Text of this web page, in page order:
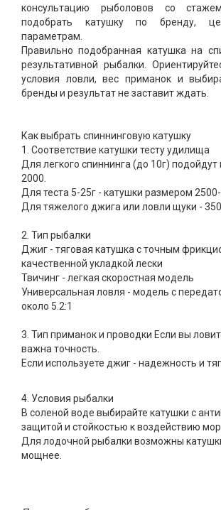
консультацию рыболовов со
подобрать катушку по бренду,
параметрам.
Правильно подобранная катушка на
результативной рыбалки.
условия ловли, вес приманок и
бренды и результат не заставит ждать.
Как выбрать спиннинговую катушку
1. Соответствие катушки тесту удилища
Для легкого спиннинга (до 10г)
2000.
Для теста 5-25г - катушки размером 2500-
Для тяжелого джига или ловли щуки -
2. Тип рыбалки
Джиг - тяговая катушка с точным
качественной укладкой лески
Твичинг - легкая скоростная модель
Универсальная ловля - модель с
около 5.2:1
3. Тип приманок и проводки Если вы
важна точность.
Если используете джиг - надежность и
4. Условия рыбалки
В соленой воде выбирайте катушки с
защитой и стойкостью к воздействию
Для лодочной рыбалки возможны
мощнее.